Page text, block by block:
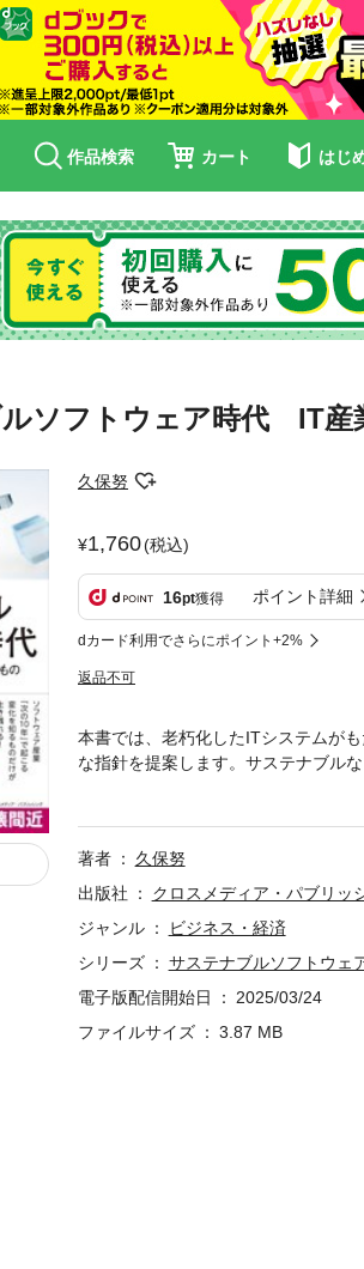
作品検索 カート はじ
ソフトウェア時代 IT産
久保努
1,760(税込)
16pt獲得 ポイント詳細
dカード利用でさらにポイント+2%
返品不可
本書では、老朽化したITシステムが
な指針を提案します。サステナブル
る方法を徹底解説。企業の成長を支
著者
久保努
出版社
クロスメディア・パブリッ
ジャンル
ビジネス・経済
シリーズ
サステナブルソフトウ
電子版配信開始日
2025/03/24
ファイルサイズ
3.87 MB